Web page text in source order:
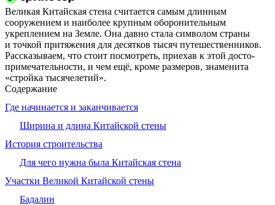
Великая Китайская стена считается самым длинным
сооружением и наиболее крупным оборонительным
укреплением на Земле. Она давно стала символом страны
и точкой притяжения для десятков тысяч путешественников.
Рассказываем, что стоит посмотреть, приехав к этой до­сто­
при­ме­ча­тель­но­сти, и чем ещё, кроме размеров, знаменита
«стройка тысячелетий».
Содержание
Где начинается и заканчивается
Ширина и длина Китайской стены
История строительства
Для чего нужна была Китайская стена
Участки Великой Китайской стены
Бадалин